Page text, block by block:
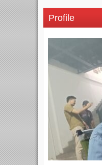
Profile